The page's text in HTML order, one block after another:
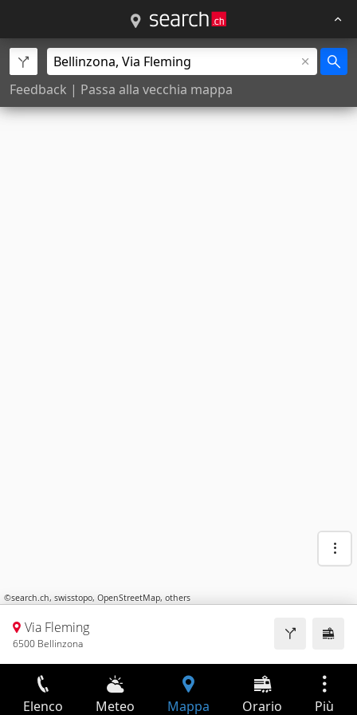
Feedback | Passa alla vecchia mappa
©search.ch, swisstopo, OpenStreetMap, others
Via Fleming
6500 Bellinzona
Elenco Meteo Mappa Orario Più